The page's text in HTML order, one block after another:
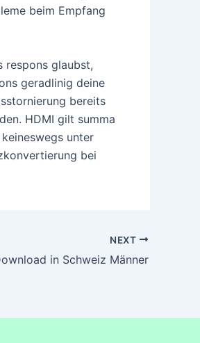
beim Empfang
respons glaubst,
geradlinig deine
bereits
HDMI gilt summa
unter
bei
NEXT
in Schweiz Männer